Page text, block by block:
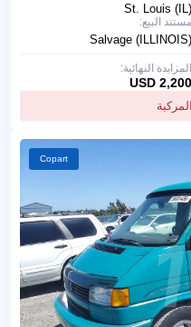
St. Louis (IL)
مستند البيع:
Salvage (ILLINOIS)
المزايدة النهائية:
2,200 USD
Copart